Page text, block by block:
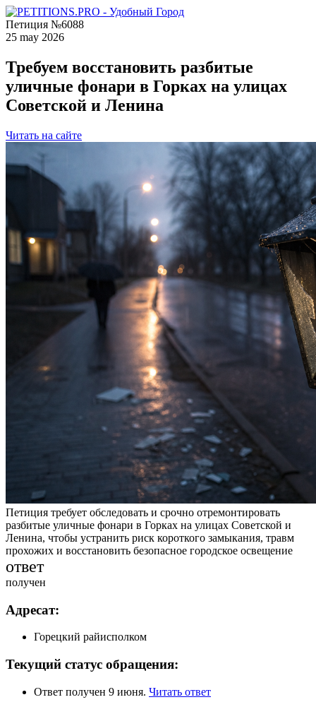
Петиция №6088
25 may 2026
Требуем восстановить разбитые
уличные фонари в Горках на улицах
Советской и Ленина
Читать на сайте
Петиция требует обследовать и срочно отремонтировать
разбитые уличные фонари в Горках на улицах Советской и
Ленина, чтобы устранить риск короткого замыкания, травм
прохожих и восстановить безопасное городское освещение
ответ
получен
Адресат:
Горецкий райисполком
Текущий статус обращения:
Ответ получен 9 июня. Читать ответ